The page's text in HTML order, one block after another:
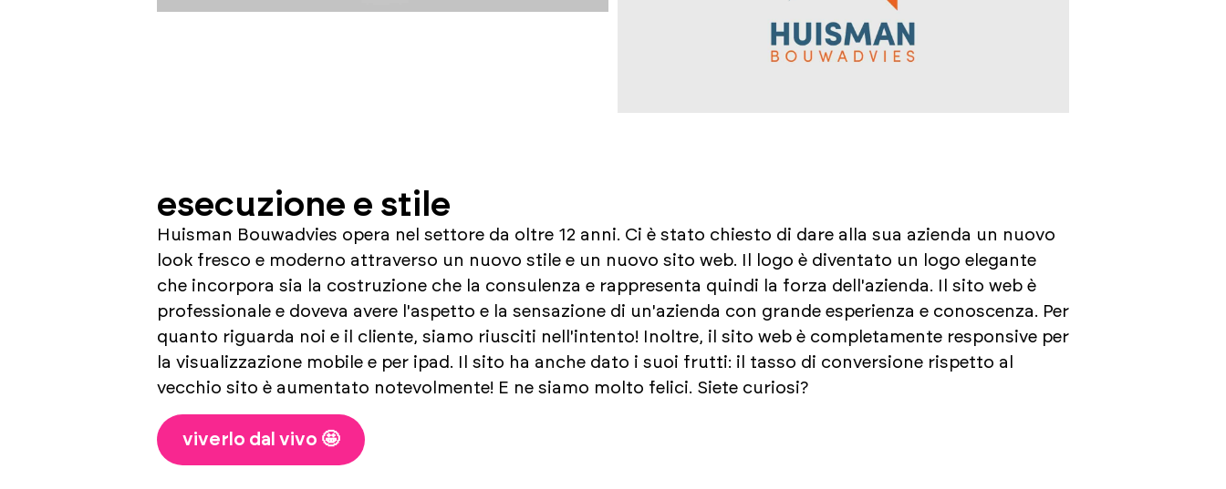
esecuzione e stile
Huisman Bouwadvies opera nel settore da oltre 12 anni. Ci è stato chiesto di dare alla sua azienda un nuovo
look fresco e moderno attraverso un nuovo stile e un nuovo sito web. Il logo è diventato un logo elegante
che incorpora sia la costruzione che la consulenza e rappresenta quindi la forza dell'azienda. Il sito web è
professionale e doveva avere l'aspetto e la sensazione di un'azienda con grande esperienza e conoscenza. Per
quanto riguarda noi e il cliente, siamo riusciti nell'intento! Inoltre, il sito web è completamente responsive per
la visualizzazione mobile e per ipad. Il sito ha anche dato i suoi frutti: il tasso di conversione rispetto al
vecchio sito è aumentato notevolmente! E ne siamo molto felici. Siete curiosi?
viverlo dal vivo 🤩